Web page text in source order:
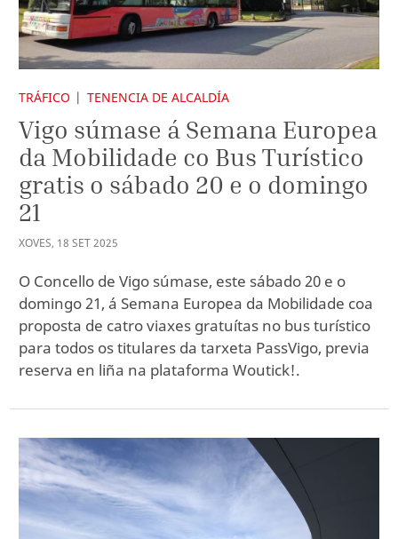
TRÁFICO TENENCIA DE ALCALDÍA
Vigo súmase á Semana Europea
da Mobilidade co Bus Turístico
gratis o sábado 20 e o domingo
21
XOVES, 18 SET2025
O Concello de Vigo súmase, este sábado 20 e o
domingo 21, á Semana Europea da Mobilidade coa
proposta de catro viaxes gratuítas no bus turístico
para todos os titulares da tarxeta PassVigo, previa
reserva en liña na plataforma Woutick!.